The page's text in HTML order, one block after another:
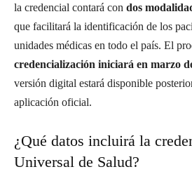
la credencial contará con dos
que facilitará la identificación de los
unidades médicas en todo el país. El
credencialización iniciará en marzo
versión digital estará disponible
aplicación oficial.
¿Qué datos incluirá la
Universal de Salud?